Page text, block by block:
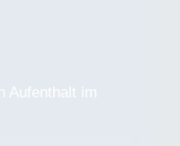
Aufenthalt im